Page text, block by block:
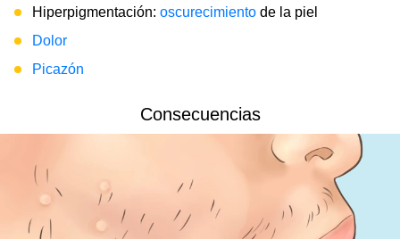
Hiperpigmentación: oscurecimiento de la piel
Dolor
Picazón
Consecuencias